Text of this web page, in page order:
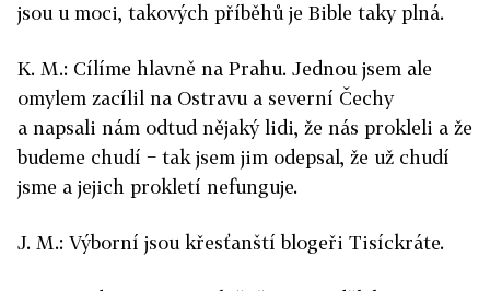
jsou u moci, takových příběhů je Bible taky plná.
K. M.: Cílíme hlavně na Prahu. Jednou jsem ale
omylem zacílil na Ostravu a severní Čechy
a napsali nám odtud nějaký lidi, že nás prokleli a že
budeme chudí − tak jsem jim odepsal, že už chudí
jsme a jejich prokletí nefunguje.
J. M.: Výborní jsou křesťanští blogeři Tisíckráte.